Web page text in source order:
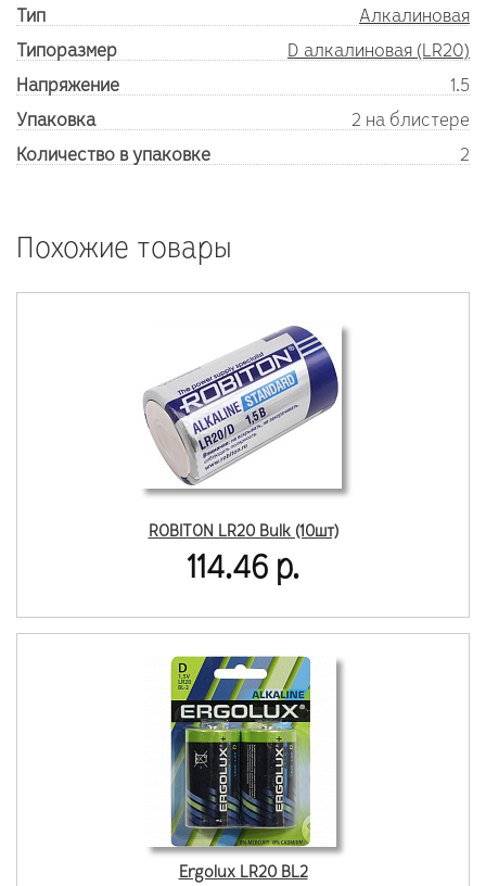
Тип
Алкалиновая
Типоразмер
D алкалиновая (LR20)
Напряжение
1.5
Упаковка
2 на блистере
Количество в упаковке
2
Похожие товары
ROBITON LR20 Bulk (10шт)
114.46 р.
Ergolux LR20 BL2